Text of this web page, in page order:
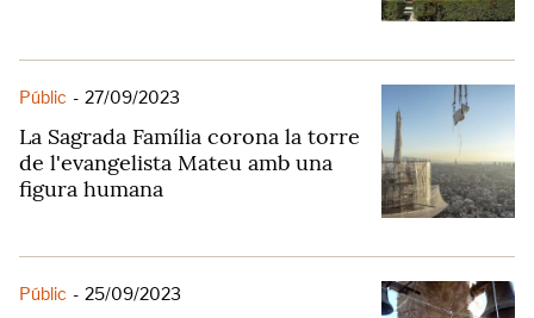
Públic - 27/09/2023
La Sagrada Família corona la torre
de l'evangelista Mateu amb una
figura humana
Públic - 25/09/2023